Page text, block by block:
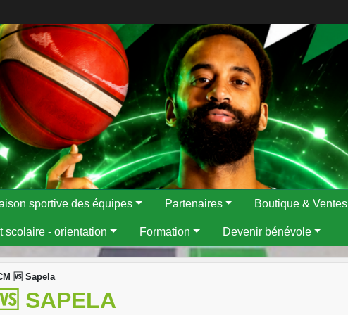
sportive des équipes Partenaires Boutique & Ventes
scolaire - orientation Formation Devenir bénévole
🆚 Sapela
SAPELA